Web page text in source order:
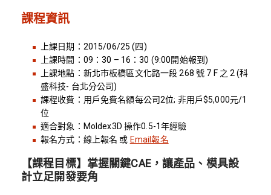
課程資訊
上課日期：2015/06/25 (四)
上課時間：09：30 – 16：30 (9:00開始報到)
上課地點：新北市板橋區文化路一段 268 號 7 F 之 2 (科
盛科技- 台北分公司)
課程收費：用戶免費名額每公司2位; 非用戶$5,000元/1
位
適合對象：Moldex3D 操作0.5-1年經驗
報名方式：線上報名 或 Email報名
【課程目標】掌握關鍵CAE，讓產品、模具設
計立足開發要角